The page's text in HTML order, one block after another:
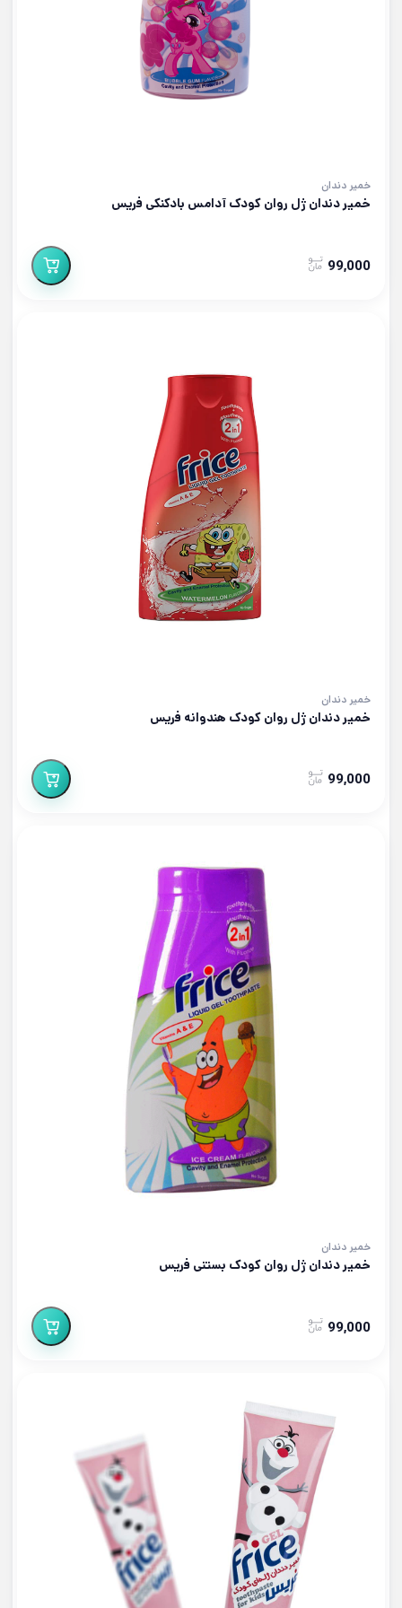
خمیر دندان
خمیر دندان ژل روان کودک آدامس بادکنکی فریس
99,000
خمیر دندان
خمیر دندان ژل روان کودک هندوانه فریس
99,000
خمیر دندان
خمیر دندان ژل روان کودک بستنی فریس
99,000